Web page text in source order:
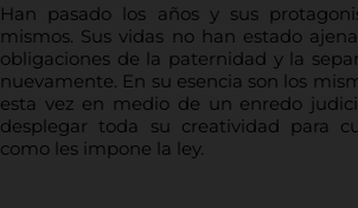
Han pasado los años y sus
mismos. Sus vidas no han estado
obligaciones de la paternidad y la
nuevamente. En su esencia son los
esta vez en medio de un enredo
desplegar toda su creatividad para
como les impone la ley.